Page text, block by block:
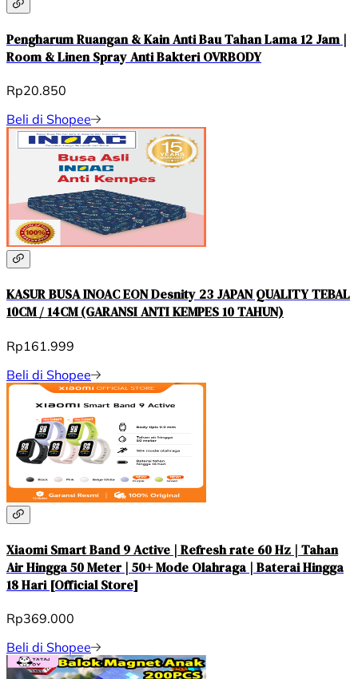
Pengharum Ruangan & Kain Anti Bau Tahan Lama 12 Jam |
Room & Linen Spray Anti Bakteri OVRBODY
Rp20.850
Beli di Shopee
KASUR BUSA INOAC EON Desnity 23 JAPAN QUALITY TEBAL
10CM / 14CM (GARANSI ANTI KEMPES 10 TAHUN)
Rp161.999
Beli di Shopee
Xiaomi Smart Band 9 Active | Refresh rate 60 Hz | Tahan
Air Hingga 50 Meter | 50+ Mode Olahraga | Baterai Hingga
18 Hari [Official Store]
Rp369.000
Beli di Shopee